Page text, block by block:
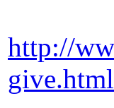
http://
give.html